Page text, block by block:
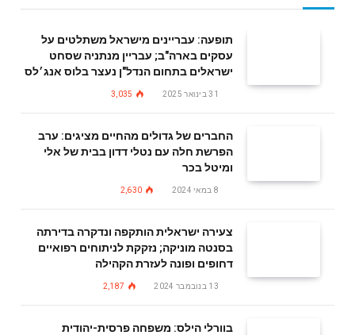
תופעה: עבריינים מישראל משתלטים על
עסקים בארה"ב; עבריין מנתניה שסחט
ישראלים בתחום הנדל"ן נעצר בלוס אנג׳לס
31 בינואר 2025 3,035
החברים של גדולים מהחיים מציגים: ערב
הפרשת חלה עם נטלי דדון בבית של אלי
ומיטל בכר
8 במאי 2024 2,630
צעירה ישראלית הותקפה ונדקרה בדירתה
בסנטה מוניקה; נזקקת לניתוחים רפואיים
דחופים ופונה לעזרת הקהילה
13 בנובמבר 2024 2,187
בוורלי הילס: משפחה פרסית-יהודית